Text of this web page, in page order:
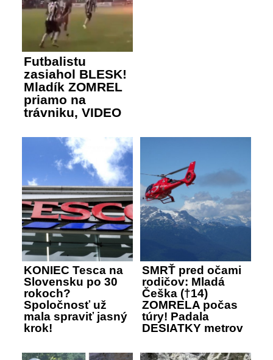
Futbalistu
zasiahol BLESK!
Mladík ZOMREL
priamo na
trávniku, VIDEO
KONIEC Tesca na
Slovensku po 30
rokoch?
Spoločnosť už
mala spraviť jasný
krok!
SMRŤ pred očami
rodičov: Mladá
Češka (†14)
ZOMRELA počas
túry! Padala
DESIATKY metrov